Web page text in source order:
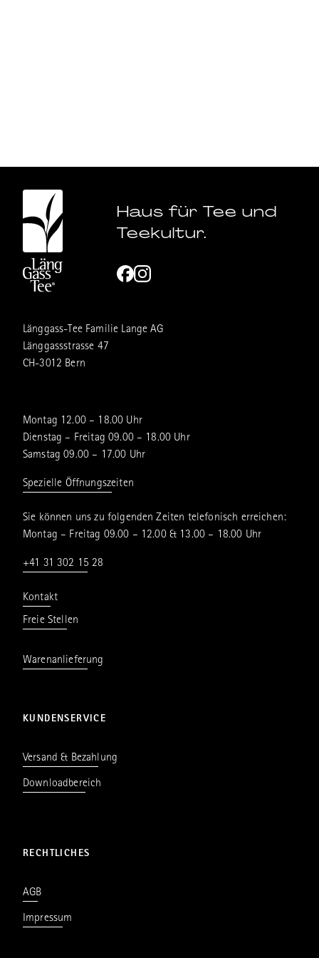
Haus für Tee und
Teekultur.
Länggass-Tee Familie Lange AG
Länggassstrasse 47
CH-3012 Bern
Montag 12.00 – 18.00 Uhr
Dienstag – Freitag 09.00 – 18.00 Uhr
Samstag 09.00 – 17.00 Uhr
Spezielle Öffnungszeiten
Sie können uns zu folgenden Zeiten telefonisch erreichen:
Montag – Freitag 09.00 – 12.00 & 13.00 – 18.00 Uhr
+41 31 302 15 28
Kontakt
Freie Stellen
Warenanlieferung
KUNDENSERVICE
Versand & Bezahlung
Downloadbereich
RECHTLICHES
AGB
Impressum